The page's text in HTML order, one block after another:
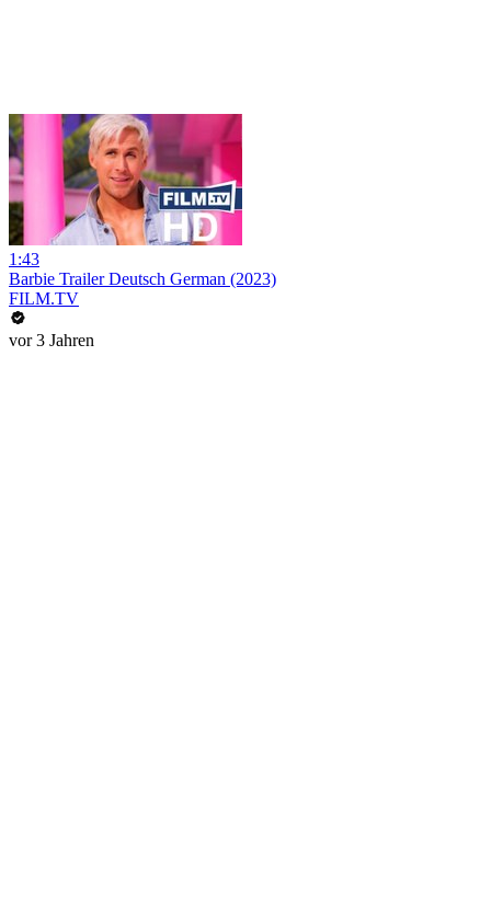
1:43
Barbie Trailer Deutsch German (2023)
FILM.TV
vor 3 Jahren